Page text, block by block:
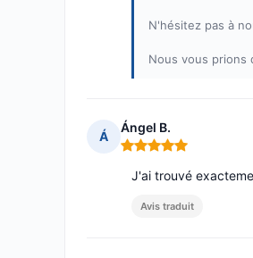
N'hésitez pas à
Nous vous prions
Á
Ángel B.
Note : 5 sur 5
J'ai trouvé
Avis traduit